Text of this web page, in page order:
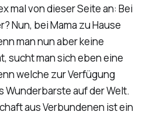
mal von dieser Seite an: Bei
Nun, bei Mama zu Hause
man nun aber keine
sucht man sich eben eine
welche zur Verfügung
Wunderbarste auf der Welt.
aus Verbundenen ist ein